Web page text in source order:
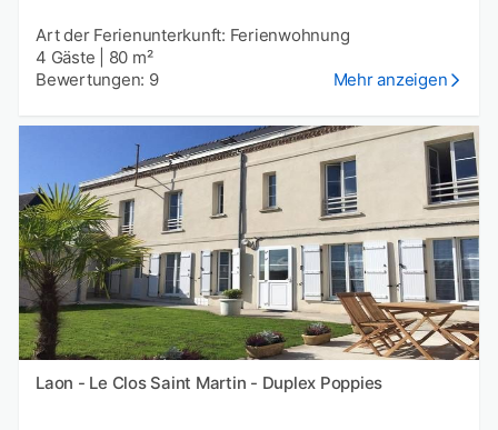
Art der Ferienunterkunft: Ferienwohnung
4 Gäste
80 m²
Bewertungen: 9
Mehr anzeigen
Laon - Le Clos Saint Martin - Duplex Poppies